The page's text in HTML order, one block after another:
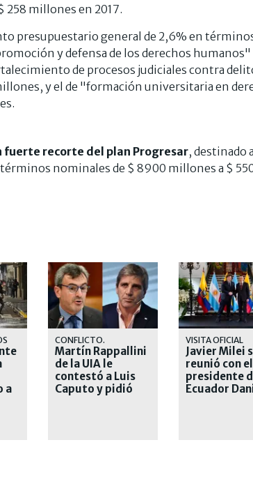
258 millones en 2017.
presupuestario general de 2,6% en
y defensa de los derechos humanos"
de procesos judiciales contra
y el de "formación universitaria en
fuerte recorte del plan Progresar, destinado
nominales de $ 8900 millones a $
a
CONFLICTO.
Martín Rappallini
de la UIA le
contestó a Luis
Caputo y pidió
VISITA OFICIAL
Javier Milei
reunió con el
presidente
Ecuador